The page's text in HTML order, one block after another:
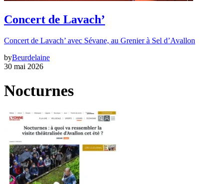
Concert de Lavach’
Concert de Lavach’ avec Sévane, au Grenier à Sel d’Avallon
byBeurdelaine
30 mai 2026
Nocturnes